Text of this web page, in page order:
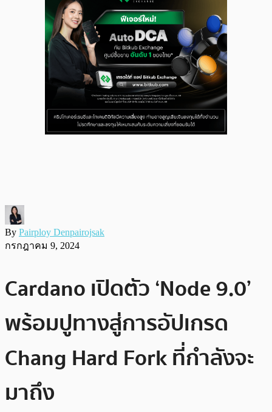
By Pairploy Denpairojsak
กรกฎาคม 9, 2024
Cardano เปิดตัว ‘Node 9.0’
พร้อมปูทางสู่การอัปเกรด
Chang Hard Fork ที่กำลังจะ
มาถึง